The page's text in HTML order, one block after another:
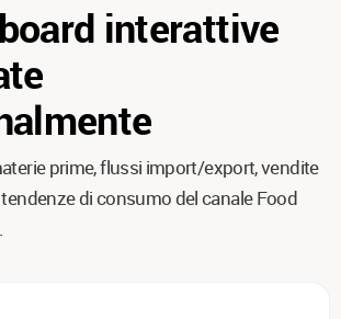
interattive
prime, flussi import/export, vendite
tendenze di consumo del canale Food